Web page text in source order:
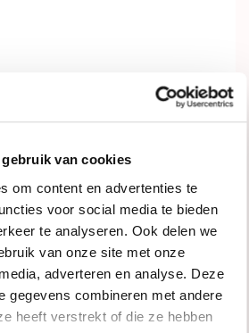
van cookies
om content en advertenties te
voor social media te bieden
te analyseren. Ook delen we
van onze site met onze
adverteren en analyse. Deze
gegevens combineren met andere
heeft verstrekt of die ze hebben
Ring
Lab
In stock
Blush Ring 14k geelgoud
met Topaas 1226YLB
€399,00